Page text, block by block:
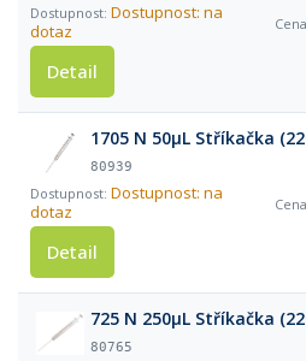
Dostupnost: na
dotaz
Detail
1705 N 50µL Stříkačka
80939
Dostupnost: na
dotaz
Detail
725 N 250µL Stříkačka
80765